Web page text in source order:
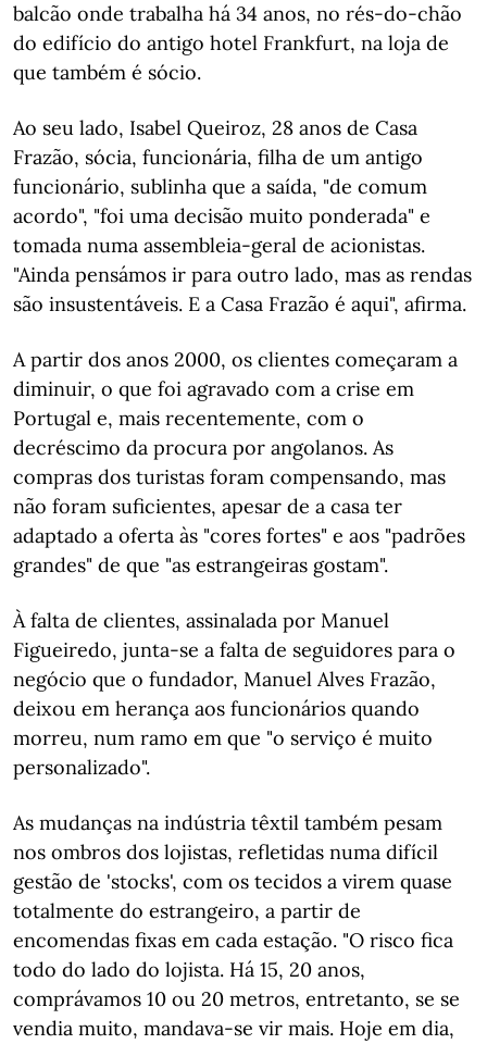
balcão onde trabalha há 34 anos, no rés-do-chão
do edifício do antigo hotel Frankfurt, na loja de
que também é sócio.
Ao seu lado, Isabel Queiroz, 28 anos de Casa
Frazão, sócia, funcionária, filha de um antigo
funcionário, sublinha que a saída, "de comum
acordo", "foi uma decisão muito ponderada" e
tomada numa assembleia-geral de acionistas.
"Ainda pensámos ir para outro lado, mas as rendas
são insustentáveis. E a Casa Frazão é aqui", afirma.
A partir dos anos 2000, os clientes começaram a
diminuir, o que foi agravado com a crise em
Portugal e, mais recentemente, com o
decréscimo da procura por angolanos. As
compras dos turistas foram compensando, mas
não foram suficientes, apesar de a casa ter
adaptado a oferta às "cores fortes" e aos "padrões
grandes" de que "as estrangeiras gostam".
À falta de clientes, assinalada por Manuel
Figueiredo, junta-se a falta de seguidores para o
negócio que o fundador, Manuel Alves Frazão,
deixou em herança aos funcionários quando
morreu, num ramo em que "o serviço é muito
personalizado".
As mudanças na indústria têxtil também pesam
nos ombros dos lojistas, refletidas numa difícil
gestão de 'stocks', com os tecidos a virem quase
totalmente do estrangeiro, a partir de
encomendas fixas em cada estação. "O risco fica
todo do lado do lojista. Há 15, 20 anos,
comprávamos 10 ou 20 metros, entretanto, se se
vendia muito, mandava-se vir mais. Hoje em dia,